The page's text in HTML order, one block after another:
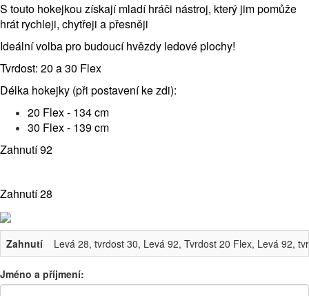
S touto hokejkou získají mladí hráči nástroj, který jim pomůže
hrát rychleji, chytřeji a přesněji
Ideální volba pro budoucí hvězdy ledové plochy!
Tvrdost: 20 a 30 Flex
Délka hokejky (při postavení ke zdi):
20 Flex - 134 cm
30 Flex - 139 cm
Zahnutí 92
Zahnutí 28
Zahnutí Levá 28, tvrdost 30, Levá 92, Tvrdost 20 Flex, Levá 92,
Jméno a příjmení: